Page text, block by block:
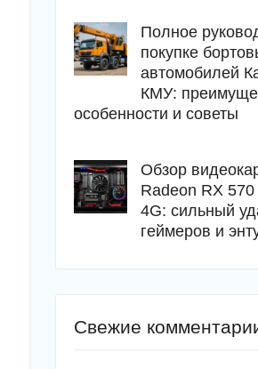
Полное
покупке
автомобилей
КМУ:
особенности и советы
Обзор
Radeon RX
4G: сильный
геймеров и
Свежие